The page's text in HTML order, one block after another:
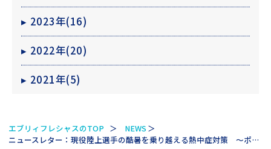
▸ 2023年(16)
▸ 2022年(20)
▸ 2021年(5)
エブリィフレシャスのTOP
NEWS
ニュースレター：現役陸上選手の酷暑を乗り越える熱中症対策 ～ポイントはこまめな水分補給～